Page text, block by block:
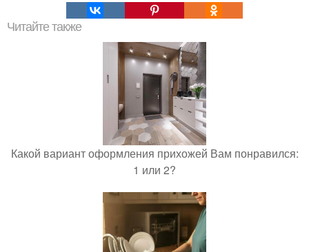
Читайте также
Какой вариант оформления прихожей Вам понравился:
1 или 2?